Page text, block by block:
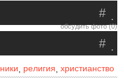
.
#
обсудить фото (0)
.
#
религия христианство